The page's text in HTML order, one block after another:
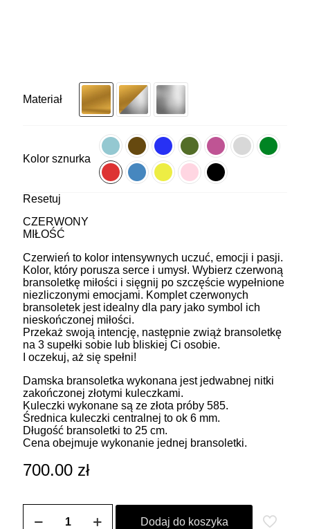
Materiał
Kolor sznurka
Resetuj
CZERWONY
MIŁOŚĆ
Czerwień to kolor intensywnych uczuć, emocji i pasji.
Kolor, który porusza serce i umysł. Wybierz czerwoną
bransoletkę miłości i sięgnij po szczęście wypełnione
niezliczonymi emocjami. Komplet czerwonych
bransoletek jest idealny dla pary jako symbol ich
nieskończonej miłości.
Przekaż swoją intencję, następnie zwiąż bransoletkę
na 3 supełki sobie lub bliskiej Ci osobie.
I oczekuj, aż się spełni!
Damska bransoletka wykonana jest jedwabnej nitki
zakończonej złotymi kuleczkami.
Kuleczki wykonane są ze złota próby 585.
Średnica kuleczki centralnej to ok 6 mm.
Długość bransoletki to 25 cm.
Cena obejmuje wykonanie jednej bransoletki.
700.00 zł
Bransoletka
Dodaj do koszyka